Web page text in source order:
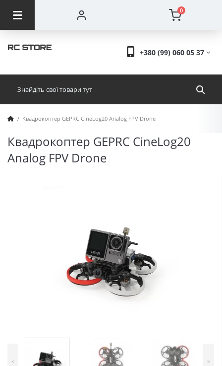
0
+380 (99) 060 05 37
Квадрокоптер GEPRC CineLog20 Analog FPV Drone
Квадрокоптер GEPRC CineLog20
Analog FPV Drone
< >